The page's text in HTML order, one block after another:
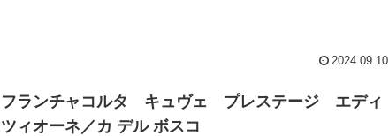
2024.09.10
フランチャコルタ キュヴェ プレステージ エディ
ツィオーネ／カ デル ボスコ